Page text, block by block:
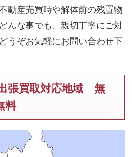
動産売買時や解体前の残置物
んな事でも、親切丁寧にご対
うぞお気軽にお問い合わせ下
張買取対応地域 無
料